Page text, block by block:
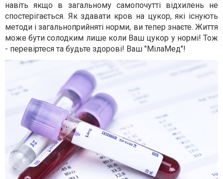
навіть якщо в загальному самопочутті відхилень не
спостерігається. Як здавати кров на цукор, які існують
методи і загальноприйняті норми, ви тепер знаєте. Життя
може бути солодким лише коли Ваш цукор у нормі! Тож
- перевіртеся та будьте здорові! Ваш "МілаМед"!